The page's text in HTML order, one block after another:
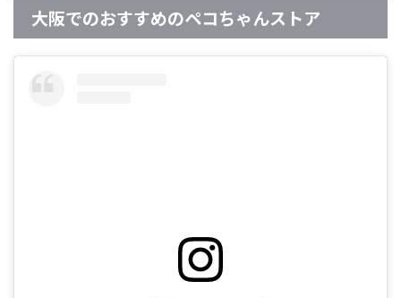
大阪でのおすすめのペコちゃんストア